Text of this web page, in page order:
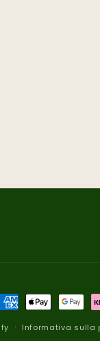
Metodi
Informativa sulla